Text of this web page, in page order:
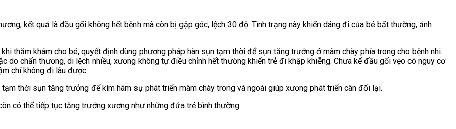
kết quả là đầu gối không hết bệnh mà còn bị gập góc, lệch 30 độ. Tình trạng này khiến dáng đi của bé bất thường, ảnh
thăm khám cho bé, quyết định dùng phương pháp hàn sụn tạm thời để sụn tăng trưởng ở mâm chày phía trong cho bệnh nhi.
do chấn thương, di lệch nhiều, xương không tự điều chỉnh hết thường khiến trẻ đi khập khiễng. Chưa kể đầu gối vẹo có nguy cơ
chí không đi lâu được.
thời sụn tăng trưởng để kìm hãm sự phát triển mâm chày trong và ngoài giúp xương phát triển cân đối lại.
có thể tiếp tục tăng trưởng xương như những đứa trẻ bình thường.